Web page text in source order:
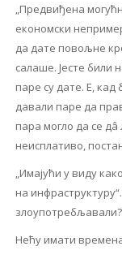
„Предвиђена
економски
да дате повољне
салаше. Јесте били
паре су дате. Е,
давали паре да
пара могло да се
неисплативо,
„Имајући у виду
на
Нећу имати